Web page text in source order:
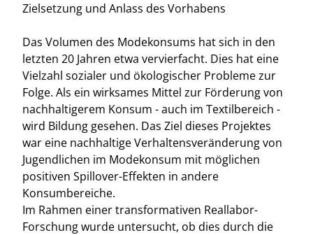
Zielsetzung und Anlass des Vorhabens
Das Volumen des Modekonsums hat sich in den
letzten 20 Jahren etwa vervierfacht. Dies hat eine
Vielzahl sozialer und ökologischer Probleme zur
Folge. Als ein wirksames Mittel zur Förderung von
nachhaltigerem Konsum - auch im Textilbereich -
wird Bildung gesehen. Das Ziel dieses Projektes
war eine nachhaltige Verhaltensveränderung von
Jugendlichen im Modekonsum mit möglichen
positiven Spillover-Effekten in andere
Konsumbereiche.
Im Rahmen einer transformativen Reallabor-
Forschung wurde untersucht, ob dies durch die